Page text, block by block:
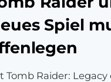
Spiel
Tomb Raider: